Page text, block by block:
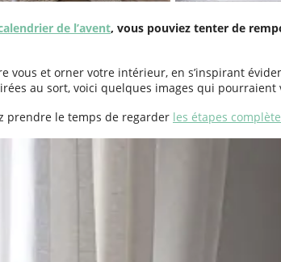
de l’avent, vous pouviez tenter de
vous et orner votre intérieur, en s’inspirant
au sort, voici quelques images qui
prendre le temps de regarder les étapes